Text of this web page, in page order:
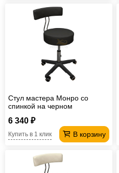
Стул мастера Монро со
спинкой на черном
черный
6 340 ₽
В корзину
Купить в 1 клик